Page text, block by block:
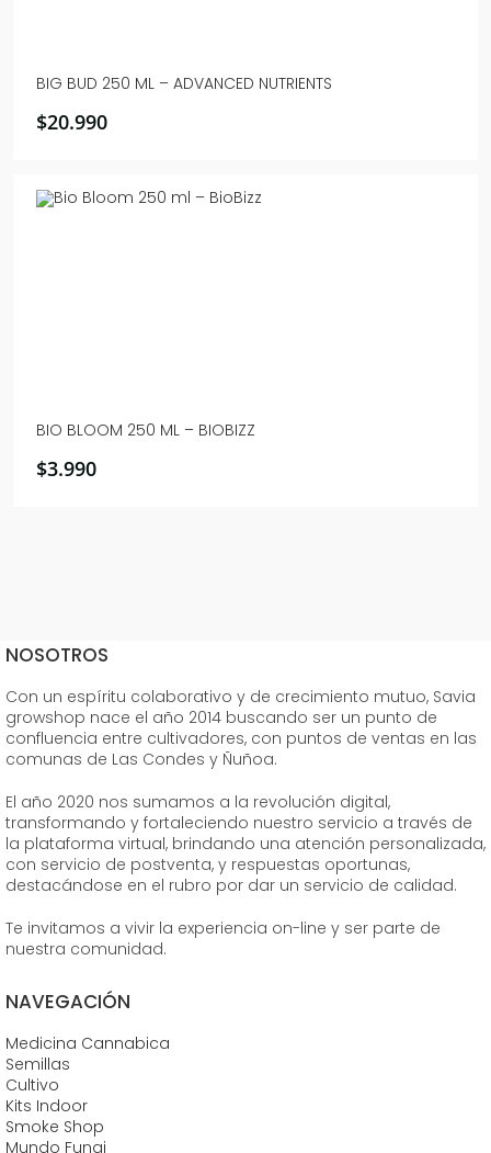
BIG BUD 250 ML – ADVANCED NUTRIENTS
$20.990
BIO BLOOM 250 ML – BIOBIZZ
$3.990
NOSOTROS
Con un espíritu colaborativo y de crecimiento mutuo, Savia
growshop nace el año 2014 buscando ser un punto de
confluencia entre cultivadores, con puntos de ventas en las
comunas de Las Condes y Ñuñoa.
El año 2020 nos sumamos a la revolución digital,
transformando y fortaleciendo nuestro servicio a través de
la plataforma virtual, brindando una atención personalizada,
con servicio de postventa, y respuestas oportunas,
destacándose en el rubro por dar un servicio de calidad.
Te invitamos a vivir la experiencia on-line y ser parte de
nuestra comunidad.
NAVEGACIÓN
Medicina Cannabica
Semillas
Cultivo
Kits Indoor
Smoke Shop
Mundo Fungi